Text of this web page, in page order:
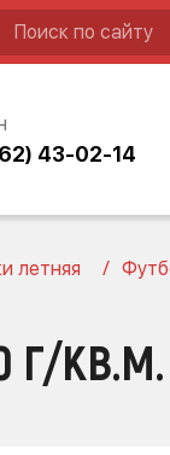
43-02-14
летняя
Г/КВ.М.